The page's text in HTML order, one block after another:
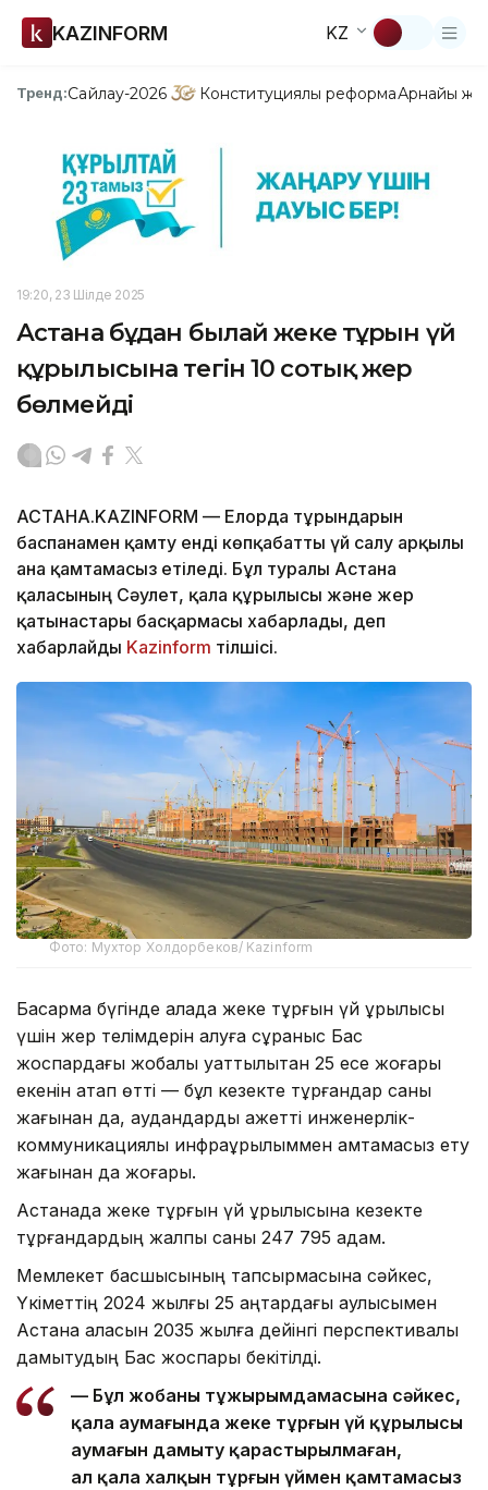
KAZINFORM KZ
Тренд:Сайлау-2026 Конституциялық реформаАрнайы
19:20, 23 Шілде 2025
Астана бұдан былай жеке тұрғын үй
құрылысына тегін 10 сотық жер
бөлмейді
АСТАНА.KAZINFORM — Елорда тұрғындарын
баспанамен қамту енді көпқабатты үй салу арқылы
ғана қамтамасыз етіледі. Бұл туралы Астана
қаласының Сәулет, қала құрылысы және жер
қатынастары басқармасы хабарлады, деп
хабарлайды Kazinform тілшісі.
Фото: Мухтор Холдорбеков/ Kazinform
Басқарма бүгінде қалада жеке тұрғын үй құрылысы
үшін жер телімдерін алуға сұраныс Бас
жоспардағы жобалық қуаттылықтан 25 есе жоғары
екенін атап өтті — бұл кезекте тұрғандар саны
жағынан да, аудандарды қажетті инженерлік-
коммуникациялық инфрақұрылыммен қамтамасыз ету
жағынан да жоғары.
Астанада жеке тұрғын үй құрылысына кезекте
тұрғандардың жалпы саны 247 795 адам.
Мемлекет басшысының тапсырмасына сәйкес,
Үкіметтің 2024 жылғы 25 қаңтардағы қаулысымен
Астана қаласын 2035 жылға дейінгі перспективалық
дамытудың Бас жоспары бекітілді.
— Бұл жобаның тұжырымдамасына сәйкес,
қала аумағында жеке тұрғын үй құрылысы
аумағын дамыту қарастырылмаған,
ал қала халқын тұрғын үймен қамтамасыз